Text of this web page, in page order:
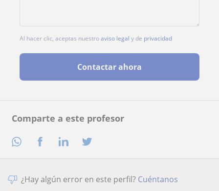
Comparte a este profesor
Al hacer clic, aceptas nuestroaviso legal y de privacidad
Contactar ahora
¿Hay algún error en este perfil? Cuéntanos